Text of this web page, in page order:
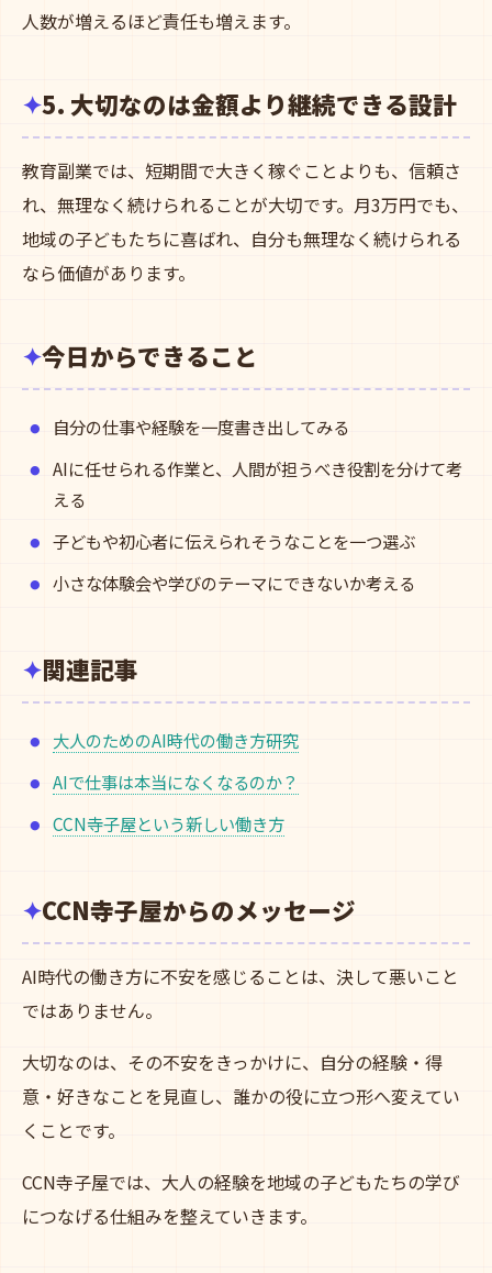
人数が増えるほど責任も増えます。
5. 大切なのは金額より継続できる設計
教育副業では、短期間で大きく稼ぐことよりも、信頼さ
れ、無理なく続けられることが大切です。月3万円でも、
地域の子どもたちに喜ばれ、自分も無理なく続けられる
なら価値があります。
今日からできること
自分の仕事や経験を一度書き出してみる
AIに任せられる作業と、人間が担うべき役割を分けて考
える
子どもや初心者に伝えられそうなことを一つ選ぶ
小さな体験会や学びのテーマにできないか考える
関連記事
大人のためのAI時代の働き方研究
AIで仕事は本当になくなるのか？
CCN寺子屋という新しい働き方
CCN寺子屋からのメッセージ
AI時代の働き方に不安を感じることは、決して悪いこと
ではありません。
大切なのは、その不安をきっかけに、自分の経験・得
意・好きなことを見直し、誰かの役に立つ形へ変えてい
くことです。
CCN寺子屋では、大人の経験を地域の子どもたちの学び
につなげる仕組みを整えていきます。